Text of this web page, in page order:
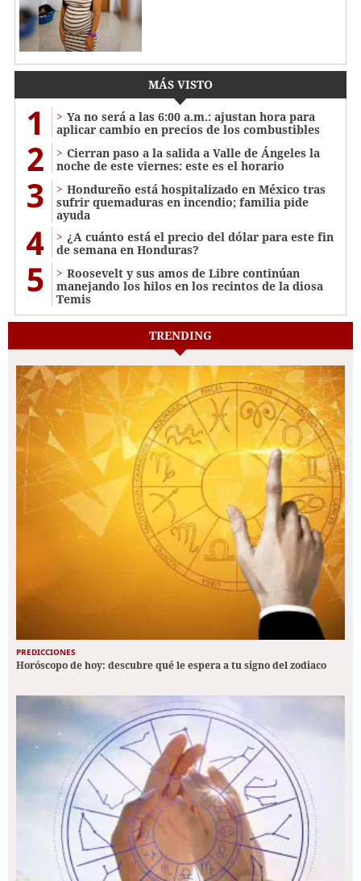
MÁS VISTO
1
Ya no será a las 6:00 a.m.: ajustan hora para
aplicar cambio en precios de los combustibles
2
Cierran paso a la salida a Valle de Ángeles la
noche de este viernes: este es el horario
3
Hondureño está hospitalizado en México tras
sufrir quemaduras en incendio; familia pide
ayuda
4
¿A cuánto está el precio del dólar para este fin
de semana en Honduras?
5
Roosevelt y sus amos de Libre continúan
manejando los hilos en los recintos de la diosa
Temis
TRENDING
PREDICCIONES
Horóscopo de hoy: descubre qué le espera a tu signo del zodiaco